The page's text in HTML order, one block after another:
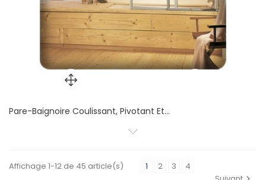
Pare-Baignoire Coulissant, Pivotant Et...
Affichage 1-12 de 45 article(s) 1 2 3
4